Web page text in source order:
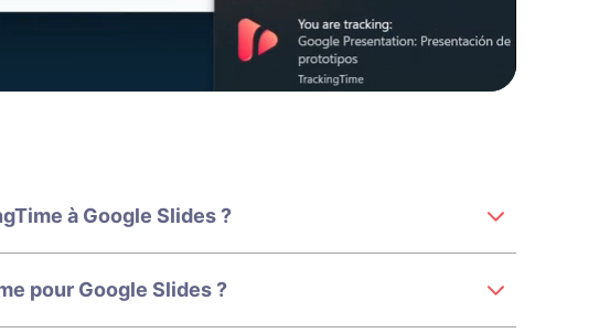
à Google Slides ?
pour Google Slides ?